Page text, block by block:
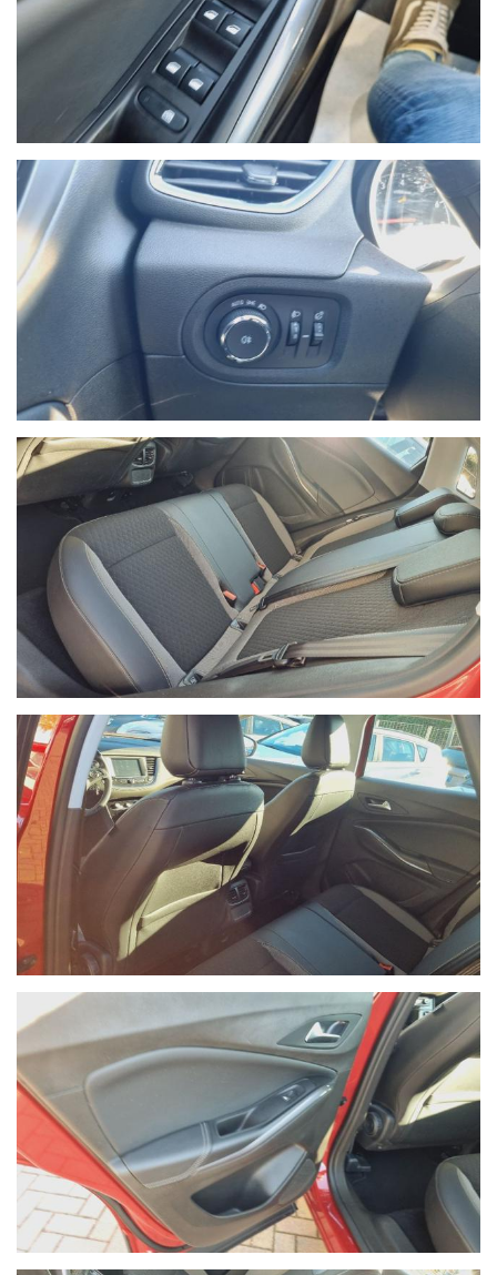
NON HAI TROVATO L'AUTO CHE
CERCHI?
Compila il modulo e ti contatteremo appena l'auto che
Ho letto e accetto l'informativa privacy
Acconsento al trattamento dei miei dati per finalità di
marketing
Invia
Queste informazioni non saranno condivise con terze parti